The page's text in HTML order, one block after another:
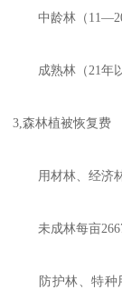
中龄林（11—20
成熟林（21年以
3,森林植被恢复费
用材林、经济林
未成林每亩2667
防护林、特种用